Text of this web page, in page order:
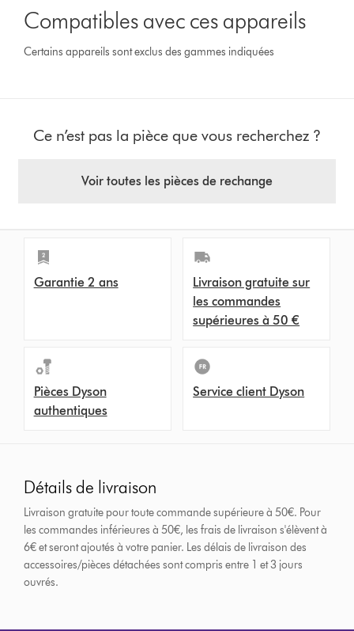
Compatibles avec ces appareils
Certains appareils sont exclus des gammes indiquées
Ce n’est pas la pièce que vous recherchez ?
Voir toutes les pièces de rechange
Garantie 2 ans
Livraison gratuite sur
les commandes
supérieures à 50 €
Pièces Dyson
authentiques
Service client Dyson
Détails de livraison
Livraison gratuite pour toute commande supérieure à 50€. Pour
les commandes inférieures à 50€, les frais de livraison s'élèvent à
6€ et seront ajoutés à votre panier. Les délais de livraison des
accessoires/pièces détachées sont compris entre 1 et 3 jours
ouvrés.